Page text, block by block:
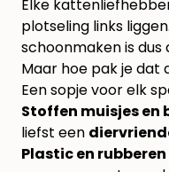
Elke
plotseling links
schoonmaken is
Maar hoe pak je dat
Een sopje voor elk
Stoffen muisjes en
liefst een
Plastic en